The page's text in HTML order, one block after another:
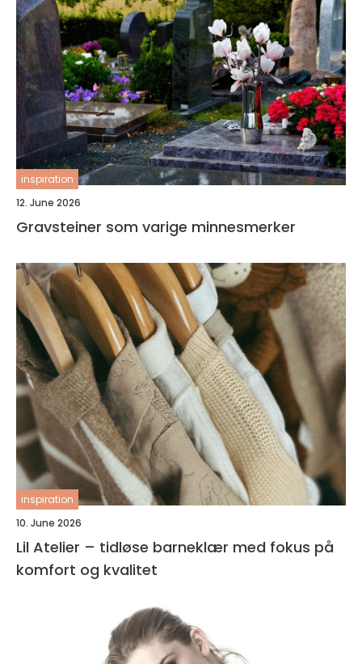
inspiration
12. June 2026
Gravsteiner som varige minnesmerker
inspiration
10. June 2026
Lil Atelier – tidløse barneklær med fokus på
komfort og kvalitet